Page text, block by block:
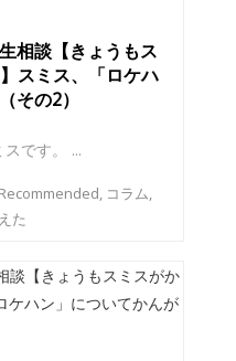
相談【きょうもス
スミス、「ロケハ
その2）
です。 ...
Recommended, コラム,
た